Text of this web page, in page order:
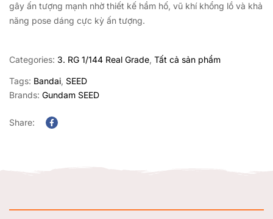
gây ấn tượng mạnh nhờ thiết kế hầm hố, vũ khí khổng lồ và khả
năng pose dáng cực kỳ ấn tượng.
Categories: 3. RG 1/144 Real Grade, Tất cả sản phẩm
Tags: Bandai, SEED
Brands: Gundam SEED
Share: